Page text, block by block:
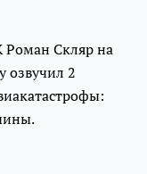
Роман Скляр на
озвучил 2